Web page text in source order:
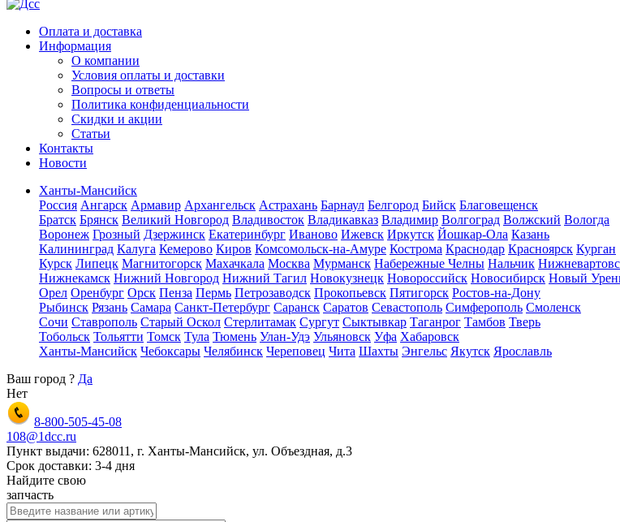
Оплата и доставка
Информация
О компании
Условия оплаты и доставки
Вопросы и ответы
Политика конфиденциальности
Скидки и акции
Статьи
Контакты
Новости
Ханты-Мансийск
Россия Ангарск Армавир Архангельск Астрахань Барнаул Белгород Бийск Благовещенск
Братск Брянск Великий Новгород Владивосток Владикавказ Владимир Волгоград Волжский Вологда
Воронеж Грозный Дзержинск Екатеринбург Иваново Ижевск Иркутск Йошкар-Ола Казань
Калининград Калуга Кемерово Киров Комсомольск-на-Амуре Кострома Краснодар Красноярск Курган
Курск Липецк Магнитогорск Махачкала Москва Мурманск Набережные Челны Нальчик
Нижнекамск Нижний Новгород Нижний Тагил Новокузнецк Новороссийск Новосибирск Новый
Орел Оренбург Орск Пенза Пермь Петрозаводск Прокопьевск Пятигорск Ростов-на-Дону
Рыбинск Рязань Самара Санкт-Петербург Саранск Саратов Севастополь Симферополь Смоленск
Сочи Ставрополь Старый Оскол Стерлитамак Сургут Сыктывкар Таганрог Тамбов Тверь
Тобольск Тольятти Томск Тула Тюмень Улан-Удэ Ульяновск Уфа Хабаровск
Ханты-Мансийск Чебоксары Челябинск Череповец Чита Шахты Энгельс Якутск Ярославль
Ваш город ? Да
Нет
8-800-505-45-08
108@1dcc.ru
Пункт выдачи: 628011, г. Ханты-Мансийск, ул. Объездная, д.3
Срок доставки: 3-4 дня
Найдите свою
запчасть